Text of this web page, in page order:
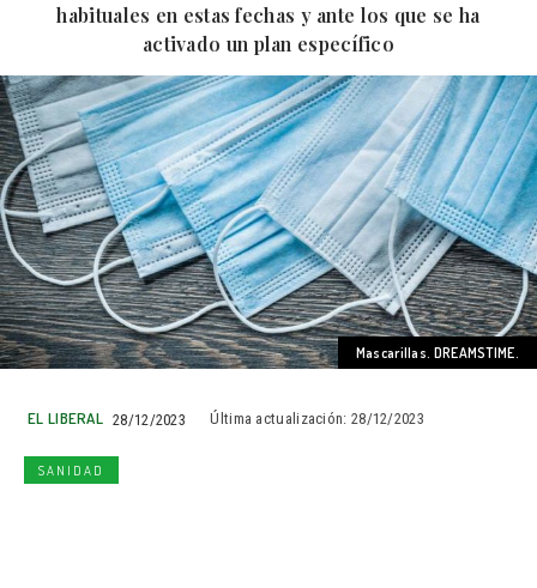
habituales en estas fechas y ante los que se ha
activado un plan específico
Mascarillas. DREAMSTIME.
EL LIBERAL 28/12/2023 Última actualización: 28/12/2023
SANIDAD